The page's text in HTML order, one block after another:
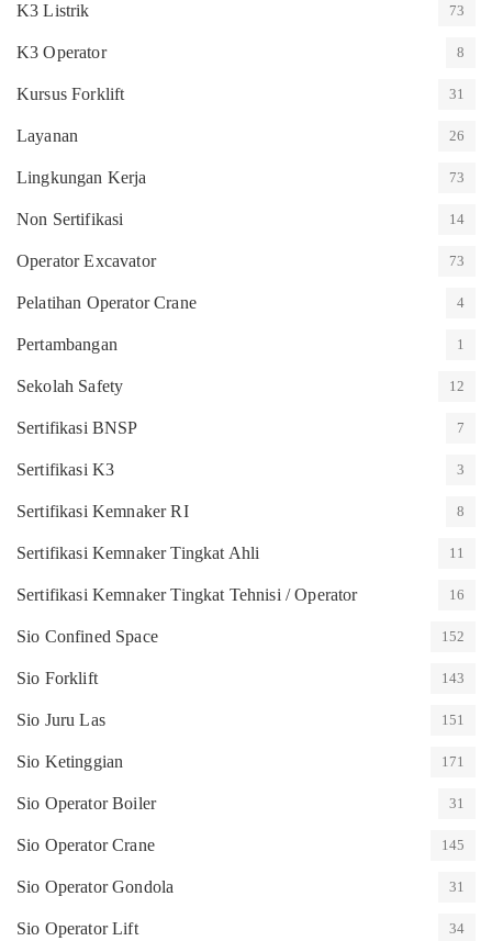
K3 Listrik 73
K3 Operator 8
Kursus Forklift 31
Layanan 26
Lingkungan Kerja 73
Non Sertifikasi 14
Operator Excavator 73
Pelatihan Operator Crane 4
Pertambangan 1
Sekolah Safety 12
Sertifikasi BNSP 7
Sertifikasi K3 3
Sertifikasi Kemnaker RI 8
Sertifikasi Kemnaker Tingkat Ahli 11
Sertifikasi Kemnaker Tingkat Tehnisi / Operator 16
Sio Confined Space 152
Sio Forklift 143
Sio Juru Las 151
Sio Ketinggian 171
Sio Operator Boiler 31
Sio Operator Crane 145
Sio Operator Gondola 31
Sio Operator Lift 34